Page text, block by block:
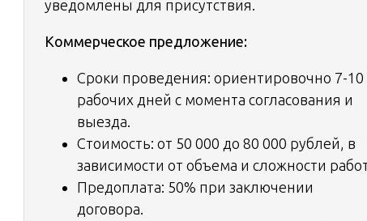
уведомлены для присутствия.
Коммерческое предложение:
Сроки проведения: ориентировочно 7-10
рабочих дней с момента согласования и
выезда.
Стоимость: от 50 000 до 80 000 рублей, в
зависимости от объема и сложности
Предоплата: 50% при заключении
договора.